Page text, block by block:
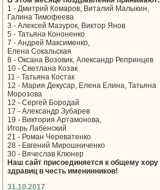
1 - Дмитрий Комаров, Виталий Малыкин,
Галина Тимофеева
3 - Алексей Мазурок, Виктор Янов
5 - Татьяна Кононенко
7 - Андрей Максименко,
Елена Сокальская
8 - Оксана Возовик, Александр Репринцев
10 - Светлана Козак
11 - Татьяна Костак
12 - Мария Декусар, Елена Елина, Татьяна
Морозова
12 - Сергей Бородай
17 - Александр Зубарев
19 - Виктория Артамонова,
Игорь Лабенский
21 - Роман Череватенко
28 - Евгений Мирошниченко
30 - Вячеслав Клюнер
Наш сайт присоединяется к общему хору
здравиц в честь именинников!
31.10.2017